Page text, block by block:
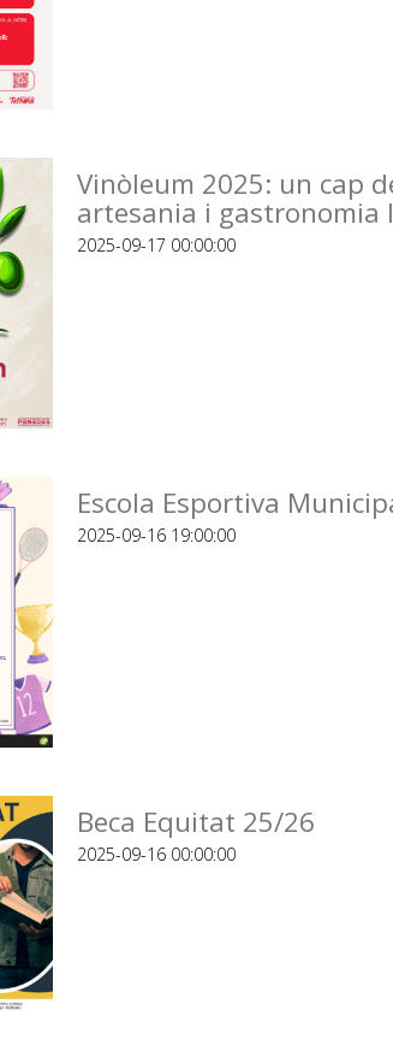
Vinòleum 2025: un cap
artesania i gastronomia
2025-09-17 00:00:00
Escola Esportiva
2025-09-16 19:00:00
Beca Equitat 25/26
2025-09-16 00:00:00